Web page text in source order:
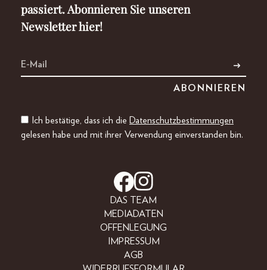
passiert. Abonnieren Sie unseren
Newsletter hier!
Ich bestätige, dass ich die Datenschutzbestimmungen
gelesen habe und mit ihrer Verwendung einverstanden bin.
DAS TEAM
MEDIADATEN
OFFENLEGUNG
IMPRESSUM
AGB